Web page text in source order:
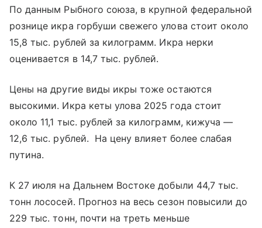
По данным Рыбного союза, в крупной федеральной
рознице икра горбуши свежего улова стоит около
15,8 тыс. рублей за килограмм. Икра нерки
оценивается в 14,7 тыс. рублей.
Цены на другие виды икры тоже остаются
высокими. Икра кеты улова 2025 года стоит
около 11,1 тыс. рублей за килограмм, кижуча —
12,6 тыс. рублей. На цену влияет более слабая
путина.
К 27 июля на Дальнем Востоке добыли 44,7 тыс.
тонн лососей. Прогноз на весь сезон повысили до
229 тыс. тонн, почти на треть меньше